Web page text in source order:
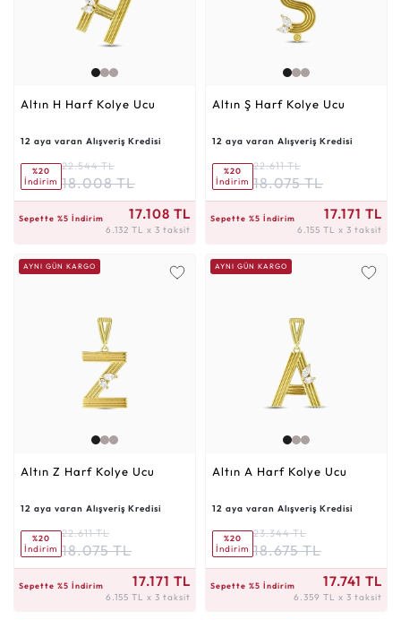
Altın H Harf Kolye Ucu
12 aya varan Alışveriş Kredisi
%20
İndirim
22.544 TL
18.008 TL
Sepette %5 İndirim 17.108 TL
6.132 TL x 3 taksit
Altın Ş Harf Kolye Ucu
12 aya varan Alışveriş Kredisi
%20
İndirim
22.611 TL
18.075 TL
Sepette %5 İndirim 17.171 TL
6.155 TL x 3 taksit
AYNI GÜN KARGO
Altın Z Harf Kolye Ucu
12 aya varan Alışveriş Kredisi
%20
İndirim
22.611 TL
18.075 TL
Sepette %5 İndirim 17.171 TL
6.155 TL x 3 taksit
AYNI GÜN KARGO
Altın A Harf Kolye Ucu
12 aya varan Alışveriş Kredisi
%20
İndirim
23.344 TL
18.675 TL
Sepette %5 İndirim 17.741 TL
6.359 TL x 3 taksit